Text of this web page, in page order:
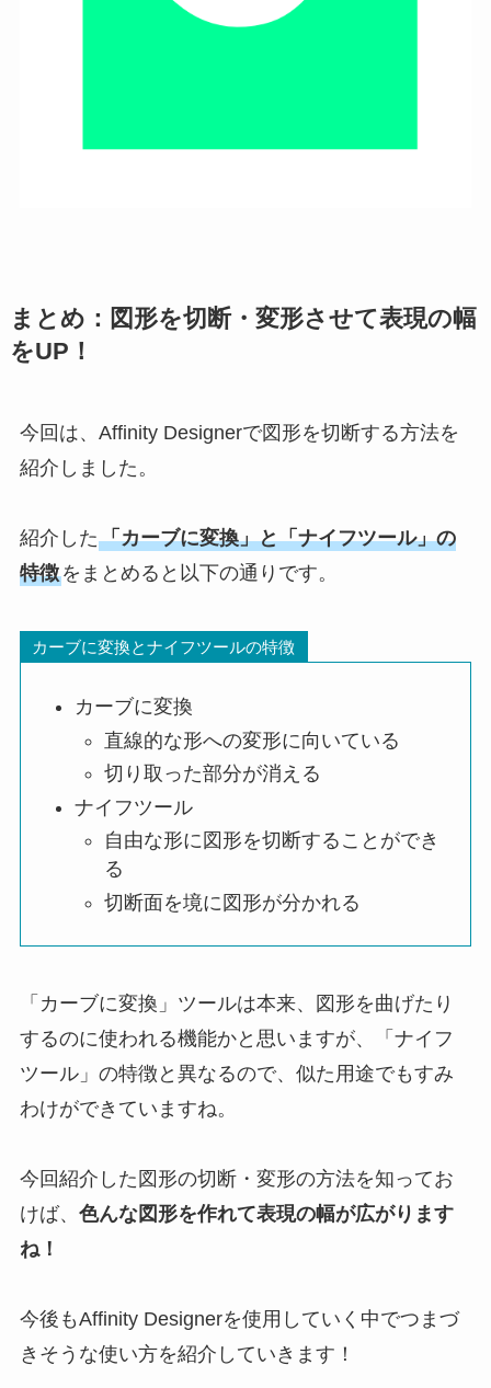
まとめ：図形を切断・変形させて表現の幅
をUP！
今回は、Affinity Designerで図形を切断する方法を
紹介しました。
紹介した「カーブに変換」と「ナイフツール」の
特徴をまとめると以下の通りです。
カーブに変換とナイフツールの特徴
カーブに変換
直線的な形への変形に向いている
切り取った部分が消える
ナイフツール
自由な形に図形を切断することができ
る
切断面を境に図形が分かれる
「カーブに変換」ツールは本来、図形を曲げたり
するのに使われる機能かと思いますが、「ナイフ
ツール」の特徴と異なるので、似た用途でもすみ
わけができていますね。
今回紹介した図形の切断・変形の方法を知ってお
けば、 色んな図形を作れて表現の幅が広がります
ね！
今後もAffinity Designerを使用していく中でつまづ
きそうな使い方を紹介していきます！